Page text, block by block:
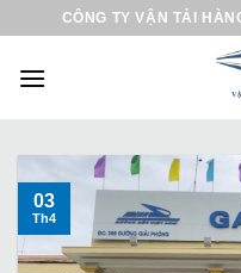
CÔNG TY VẬN TẢI
03
Th4